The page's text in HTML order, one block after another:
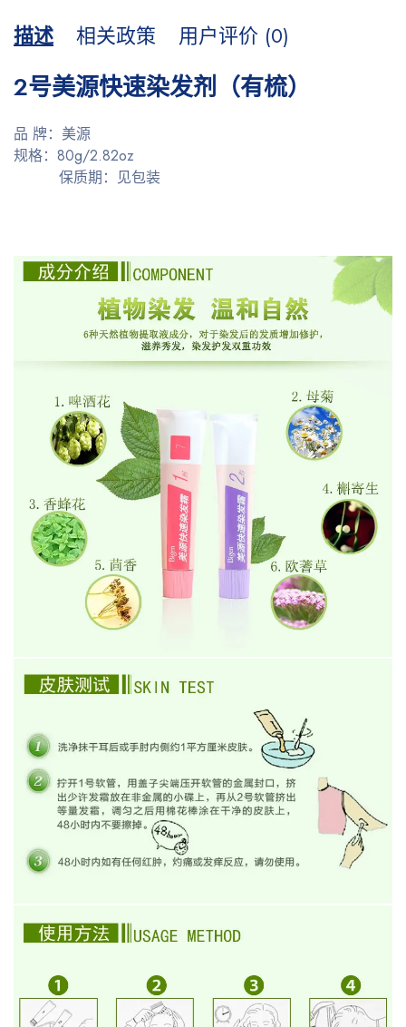
描述 相关政策 用户评价 (0)
2号美源快速染发剂（有梳）
品 牌：美源
规格：80g/2.82oz
保质期：见包装